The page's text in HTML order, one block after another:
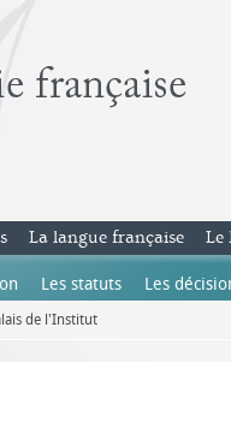
de l'Institut
Les statuts Les
La langue française Le